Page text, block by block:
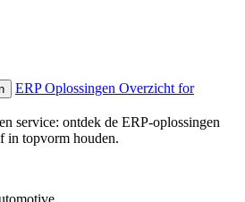
ERP Oplossingen Overzicht for
service: ontdek de ERP-oplossingen
in topvorm houden.